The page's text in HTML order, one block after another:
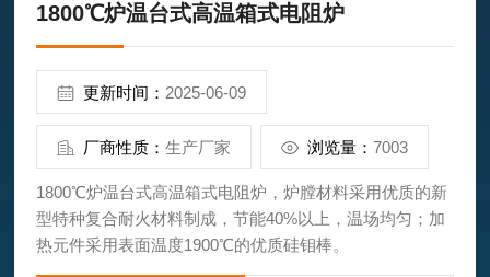
1800℃炉温台式高温箱式电阻炉
更新时间： 2025-06-09
厂商性质：生产厂家 浏览量：7003
1800℃炉温台式高温箱式电阻炉，炉膛材料采用优质的新
型特种复合耐火材料制成，节能40%以上，温场均匀；加
热元件采用表面温度1900℃的优质硅钼棒。